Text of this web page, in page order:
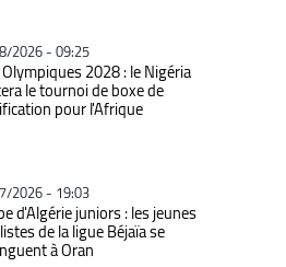
2026 - 09:25
2028 : le Nigéria
le tournoi de boxe de
pour l'Afrique
2026 - 19:03
d'Algérie juniors : les jeunes
de la ligue Béjaïa se
à Oran